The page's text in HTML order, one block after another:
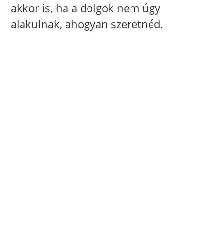
akkor is, ha a dolgok nem úgy
alakulnak, ahogyan szeretnéd.